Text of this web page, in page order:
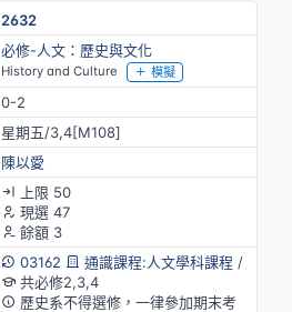
2632
必修-人文：歷史與文化
History and Culture 模擬
0-2
星期五/3,4[M108]
陳以愛
上限 50
現選 47
餘額 3
03162
通識課程:人文學科課程 /
共必修2,3,4
歷史系不得選修，一律參加期末考